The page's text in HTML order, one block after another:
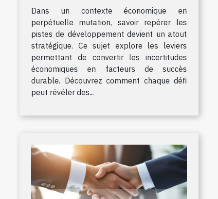
Dans un contexte économique en
perpétuelle mutation, savoir repérer les
pistes de développement devient un atout
stratégique. Ce sujet explore les leviers
permettant de convertir les incertitudes
économiques en facteurs de succès
durable. Découvrez comment chaque défi
peut révéler des...